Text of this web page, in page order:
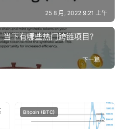
25 8 月, 2022 9:21 上午
下有哪些热门跨链项目？
下一篇
Bitcoin (BTC)